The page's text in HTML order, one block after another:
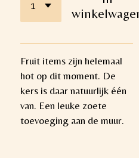
Fruit items zijn helemaal
hot op dit moment. De
kers is daar natuurlijk één
van. Een leuke zoete
toevoeging aan de muur.